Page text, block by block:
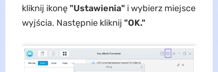
kliknij ikonę "Ustawienia" i wybierz miejsce
wyjścia. Następnie kliknij "OK."